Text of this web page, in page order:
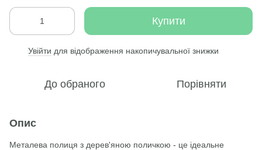
Купити
Увійти для відображення накопичувальної знижки
До обраного Порівняти
Опис
Металева полиця з дерев'яною поличкою - це ідеальне